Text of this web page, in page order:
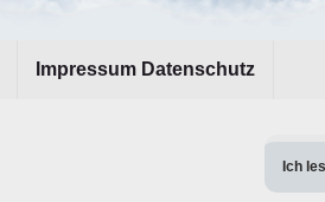
Impressum Datenschutz
Ich